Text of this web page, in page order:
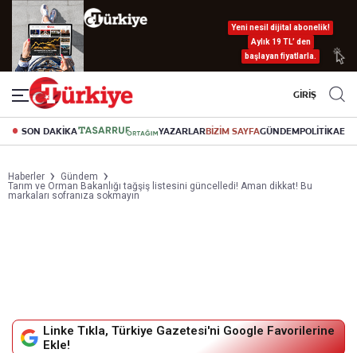
Yeni nesil dijital abonelik!
Aylık 19 TL’ den
başlayan fiyatlarla.
GİRİŞ
SON DAKİKA YAZARLARBİZİM SAYFAGÜNDEMPOLİTİKA
Haberler
Gündem
Tarım ve Orman Bakanlığı tağşiş listesini güncelledi! Aman dikkat! Bu
markaları sofranıza sokmayın
Linke Tıkla, Türkiye Gazetesi'ni Google Favorilerine
Ekle!